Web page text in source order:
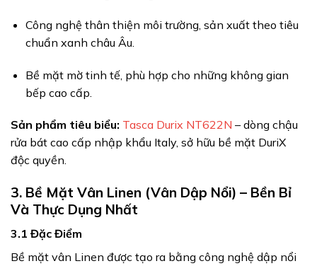
Công nghệ thân thiện môi trường, sản xuất theo tiêu
chuẩn xanh châu Âu.
Bề mặt mờ tinh tế, phù hợp cho những không gian
bếp cao cấp.
Sản phẩm tiêu biểu: Tasca Durix NT622N – dòng chậu
rửa bát cao cấp nhập khẩu Italy, sở hữu bề mặt DuriX
độc quyền.
3. Bề Mặt Vân Linen (Vân Dập Nổi) – Bền Bỉ
Và Thực Dụng Nhất
3.1 Đặc Điểm
Bề mặt vân Linen được tạo ra bằng công nghệ dập nổi